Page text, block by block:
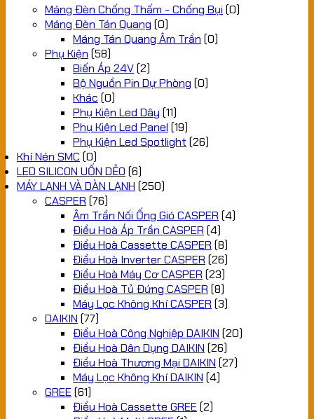
Máng Đèn Chống Thấm - Chống Bụi (0)
Máng Đèn Tán Quang (0)
Máng Tán Quang Âm Trần (0)
Phụ Kiện (58)
Biến Áp 24V(2)
Bộ Nguồn Pin Dự Phòng (0)
Khác (0)
Phụ Kiện Led Dây (11)
Phụ Kiện Led Panel (19)
Phụ Kiện Led Spotlight (26)
Khí Nén SMC (0)
LED SILICON UỐN DẺO (6)
MÁY LẠNH VÀ DÀN LẠNH (250)
CASPER (76)
Âm Trần Nối Ống Gió CASPER (4)
Điều Hoà Áp Trần CASPER (4)
Điều Hoà Cassette CASPER (8)
Điều Hoà Inverter CASPER (26)
Điều Hoà Máy Cơ CASPER (23)
Điều Hoà Tủ Đứng CASPER (8)
Máy Lọc Không Khí CASPER (3)
DAIKIN (77)
Điều Hoà Công Nghiệp DAIKIN (20)
Điều Hoà Dân Dụng DAIKIN (26)
Điều Hoà Thương Mại DAIKIN (27)
Máy Lọc Không Khí DAIKIN (4)
GREE (61)
Điều Hoà Cassette GREE (2)